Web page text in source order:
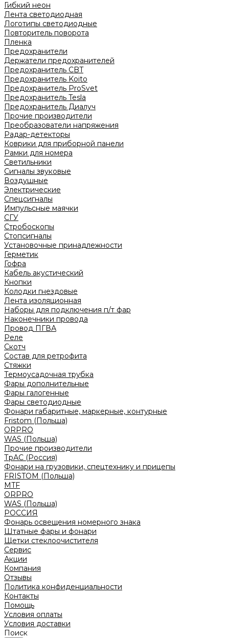
Гибкий неон
Лента светодиодная
Логотипы светодиодные
Повторитель поворота
Пленка
Предохранители
Держатели предохранителей
Предохранитель CBT
Предохранитель Koito
Предохранитель ProSvet
Предохранитель Tesla
Предохранитель Диалуч
Прочие производители
Преобразователи напряжения
Радар-детекторы
Коврики для приборной панели
Рамки для номера
Светильники
Сигналы звуковые
Воздушные
Электрические
Спецсигналы
Импульсные маячки
СГУ
Стробоскопы
Стопсигналы
Установочные принадлежности
Герметик
Гофра
Кабель акустический
Кнопки
Колодки гнездовые
Лента изоляционная
Наборы для подключения п/т фар
Наконечники провода
Провод ПГВА
Реле
Скотч
Состав для ретрофита
Стяжки
Термоусадочная трубка
Фары дополнительные
Фары галогенные
Фары светодиодные
Фонари габаритные, маркерные, контурные
Fristom (Польша)
ORPRO
WAS (Польша)
Прочие производители
ТрАС (Россия)
Фонари на грузовики, спецтехнику и прицепы
FRISTOM (Польша)
MTF
ORPRO
WAS (Польша)
РОССИЯ
Фонарь освещения номерного знака
Штатные фары и фонари
Щетки стеклоочистителя
Сервис
Акции
Компания
Отзывы
Политика конфиденциальности
Контакты
Помощь
Условия оплаты
Условия доставки
Поиск